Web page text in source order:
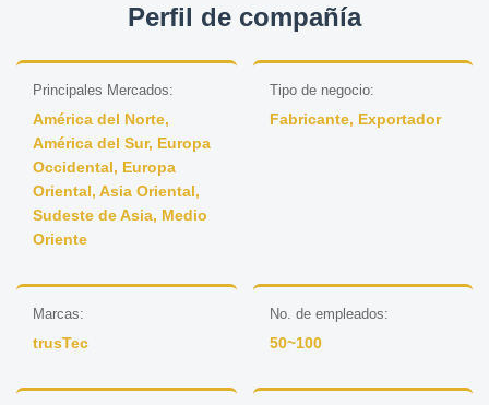
Perfil de compañía
Principales Mercados:
América del Norte,
América del Sur, Europa
Occidental, Europa
Oriental, Asia Oriental,
Sudeste de Asia, Medio
Oriente
Tipo de negocio:
Fabricante, Exportador
Marcas:
trusTec
No. de empleados:
50~100